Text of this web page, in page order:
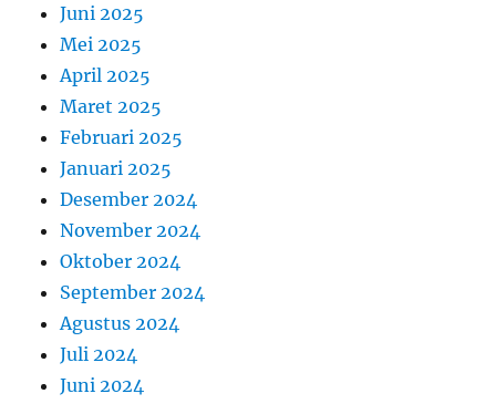
Juni 2025
Mei 2025
April 2025
Maret 2025
Februari 2025
Januari 2025
Desember 2024
November 2024
Oktober 2024
September 2024
Agustus 2024
Juli 2024
Juni 2024